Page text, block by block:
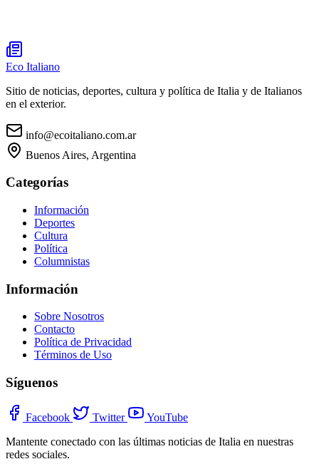
Eco Italiano
Sitio de noticias, deportes, cultura y política de Italia y de Italianos
en el exterior.
info@ecoitaliano.com.ar
Buenos Aires, Argentina
Categorías
Información
Deportes
Cultura
Política
Columnistas
Información
Sobre Nosotros
Contacto
Política de Privacidad
Términos de Uso
Síguenos
Facebook Twitter
YouTube
Mantente conectado con las últimas noticias de Italia en nuestras
redes sociales.